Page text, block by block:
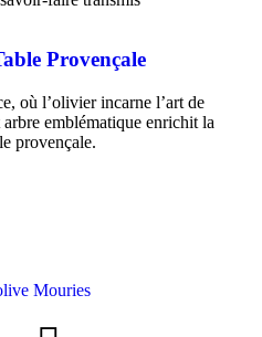
Provençale
où l’olivier incarne l’art de
emblématique enrichit la
provençale.